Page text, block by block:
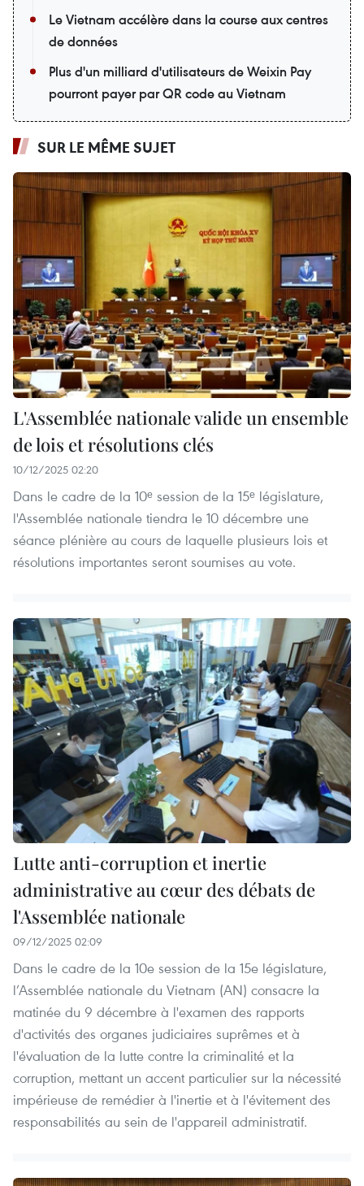
Le Vietnam accélère dans la course aux centres
de données
Plus d'un milliard d'utilisateurs de Weixin Pay
pourront payer par QR code au Vietnam
SUR LE MÊME SUJET
L'Assemblée nationale valide un ensemble
de lois et résolutions clés
10/12/2025 02:20
Dans le cadre de la 10ᵉ session de la 15ᵉ législature,
l'Assemblée nationale tiendra le 10 décembre une
séance plénière au cours de laquelle plusieurs lois et
résolutions importantes seront soumises au vote.
Lutte anti-corruption et inertie
administrative au cœur des débats de
l'Assemblée nationale
09/12/2025 02:09
Dans le cadre de la 10e session de la 15e législature,
l’Assemblée nationale du Vietnam (AN) consacre la
matinée du 9 décembre à l'examen des rapports
d'activités des organes judiciaires suprêmes et à
l'évaluation de la lutte contre la criminalité et la
corruption, mettant un accent particulier sur la nécessité
impérieuse de remédier à l'inertie et à l'évitement des
responsabilités au sein de l'appareil administratif.